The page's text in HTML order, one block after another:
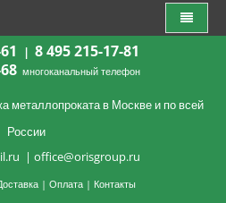
| 8 495 215-17-81
многоканальный телефон
металлопроката в Москве и по всей
России
| office@orisgroup.ru
| Оплата| Контакты